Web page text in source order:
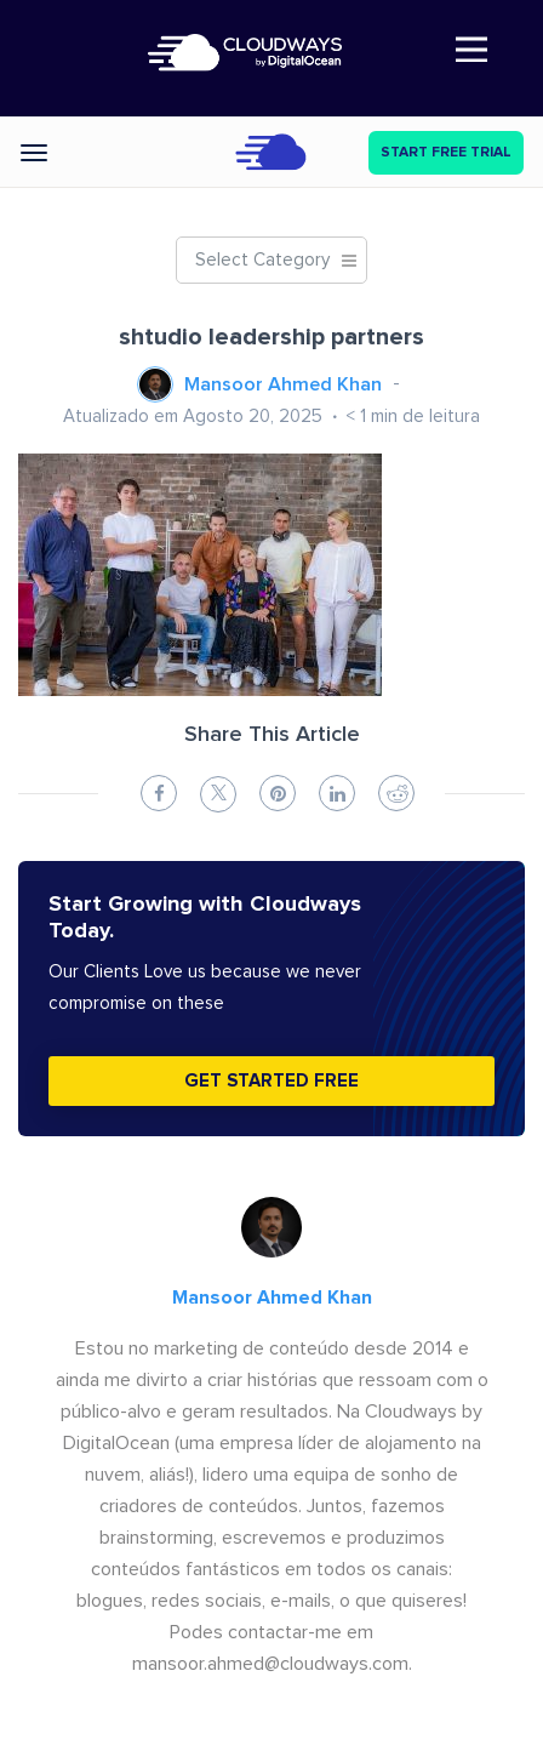
Abre a navegação
Categories START FREE TRIAL
Select Category
shtudio leadership partners
Mansoor Ahmed Khan
Atualizado em Agosto 20, 2025 < 1 min de leitura
Share This Article
Start Growing with Cloudways
Today.
Our Clients Love us because we never
compromise on these
GET STARTED FREE
Mansoor Ahmed Khan
Estou no marketing de conteúdo desde 2014 e
ainda me divirto a criar histórias que ressoam com o
público-alvo e geram resultados. Na Cloudways by
DigitalOcean (uma empresa líder de alojamento na
nuvem, aliás!), lidero uma equipa de sonho de
criadores de conteúdos. Juntos, fazemos
brainstorming, escrevemos e produzimos
conteúdos fantásticos em todos os canais:
blogues, redes sociais, e-mails, o que quiseres!
Podes contactar-me em
mansoor.ahmed@cloudways.com.